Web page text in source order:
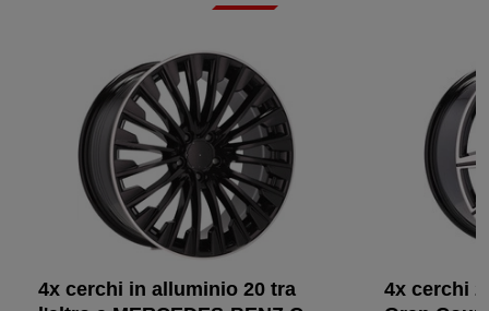
4x cerchi in alluminio 20 tra
4x cerchi